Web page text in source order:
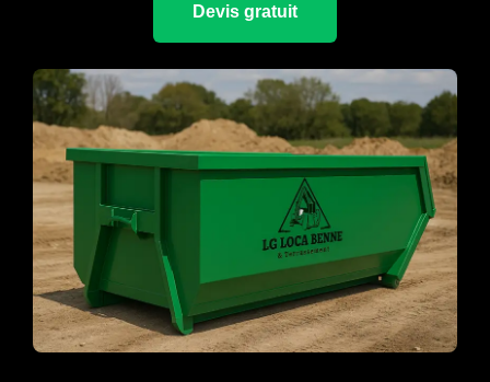
Devis gratuit